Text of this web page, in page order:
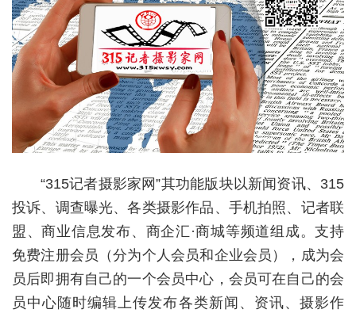
“315记者摄影家网”其功能版块以新闻资讯、315
投诉、调查曝光、各类摄影作品、手机拍照、记者联
盟、商业信息发布、商企汇·商城等频道组成。支持
免费注册会员（分为个人会员和企业会员），成为会
员后即拥有自己的一个会员中心，会员可在自己的会
员中心随时编辑上传发布各类新闻、资讯、摄影作